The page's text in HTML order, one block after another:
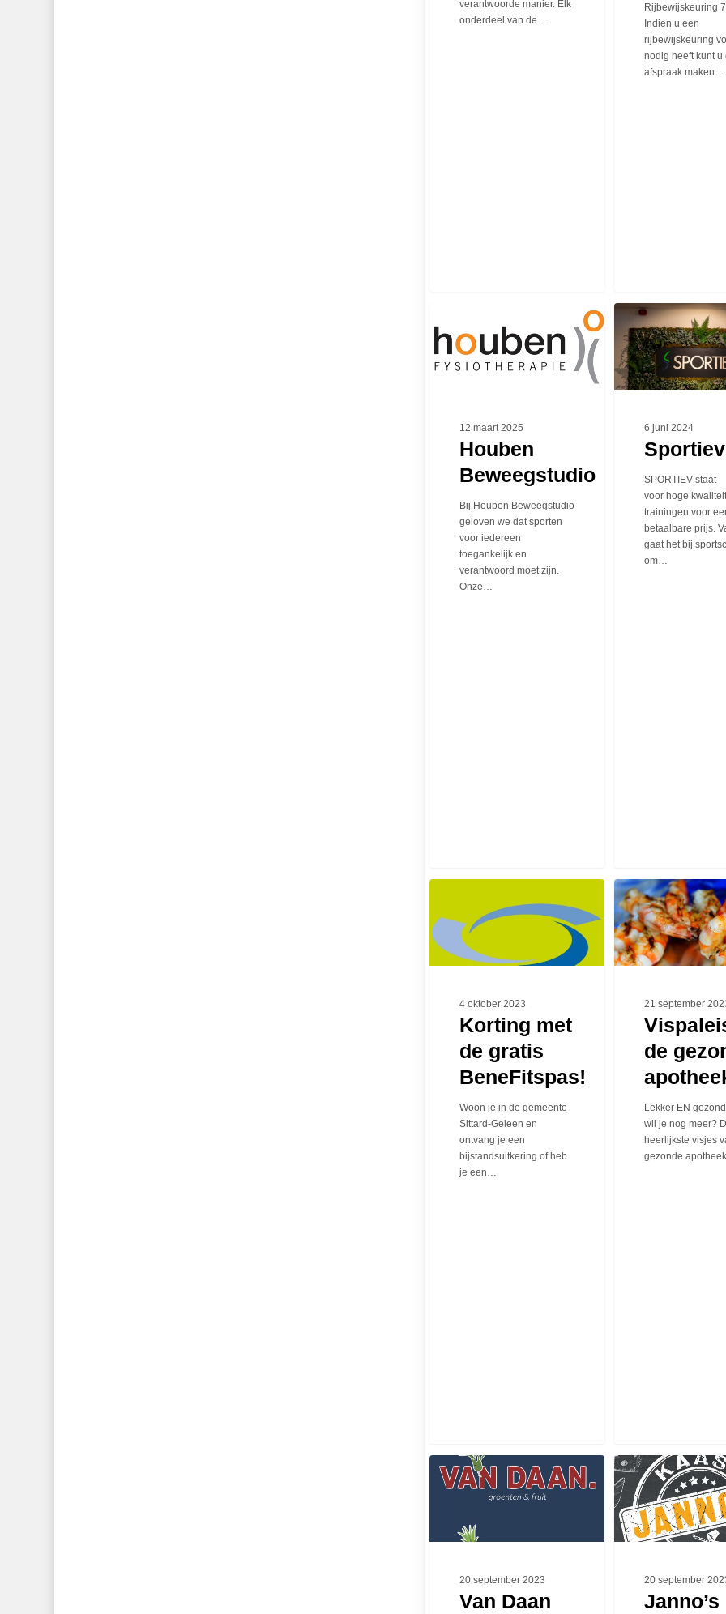
verantwoorde manier. Elk
onderdeel van de…
Rijbewijskeuring
Indien u een
rijbewijskeuring
nodig heeft kunt u
afspraak maken…
Beweegstudio
12 maart 2025
Houben
Beweegstudio
Bij Houben Beweegstudio
geloven we dat sporten
voor iedereen
toegankelijk en
verantwoord moet zijn.
Onze…
Sportiev
6 juni 2024
Sportiev
SPORTIEV staat
voor hoge kwaliteit
trainingen voor
betaalbare prijs.
gaat het bij
om…
de
gratis
BeneFitspas!
4 oktober 2023
Korting met
de gratis
BeneFitspas!
Woon je in de gemeente
Sittard-Geleen en
ontvang je een
bijstandsuitkering of heb
je een…
Vispaleis
de
gezonde
apotheek
21 september
de
Lekker EN
wil je nog meer?
heerlijkste visjes
gezonde
Daan
20 september 2023
Van Daan
Janno’s
Kaas
20 september
Janno’s